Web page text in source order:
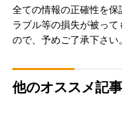
全ての情報の正確性を保
ラブル等の損失が被っ
ので、予めご了承下さい。
他のオススメ記事